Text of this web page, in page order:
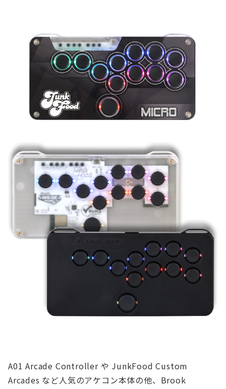
A01 Arcade Controller や JunkFood Custom
Arcades など人気のアケコン本体の他、Brook